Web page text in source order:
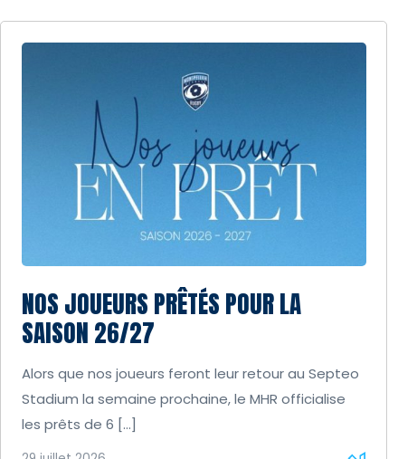
NOS JOUEURS PRÊTÉS POUR LA
SAISON 26/27
Alors que nos joueurs feront leur retour au Septeo
Stadium la semaine prochaine, le MHR officialise
les prêts de 6 […]